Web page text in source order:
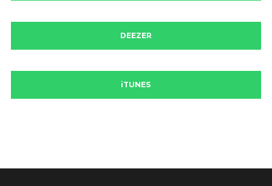
DEEZER
iTUNES